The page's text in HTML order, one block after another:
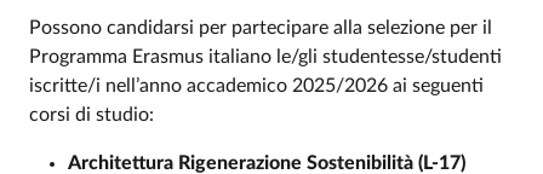
Possono candidarsi per partecipare alla selezione per il
Programma Erasmus italiano le/gli studentesse/studenti
iscritte/i nell’anno accademico 2025/2026 ai seguenti
corsi di studio:
Architettura Rigenerazione Sostenibilità (L-17)